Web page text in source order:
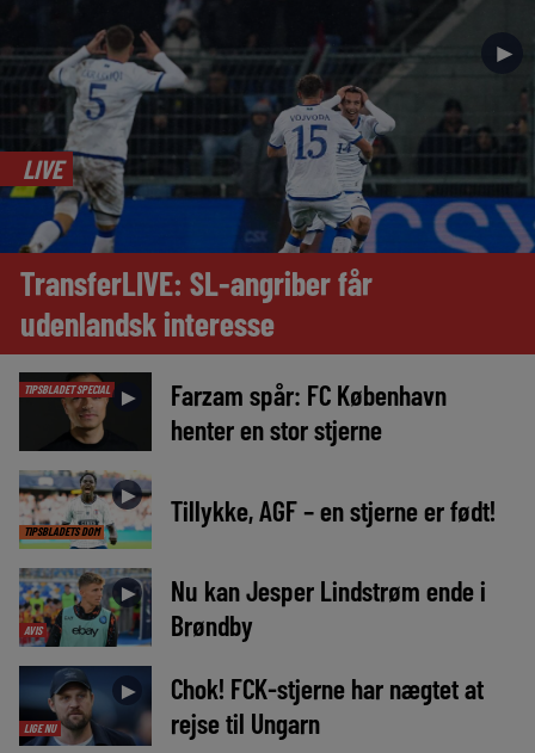
►
LIVE
TransferLIVE: SL-angriber får
udenlandsk interesse
TIPSBLADET SPECIAL ►
Farzam spår: FC København
henter en stor stjerne
TIPSBLADETS DOM
► Tillykke, AGF – en stjerne er født!
AVIS
►
Nu kan Jesper Lindstrøm ende i
Brøndby
LIGE NU
►
Chok! FCK-stjerne har nægtet at
rejse til Ungarn